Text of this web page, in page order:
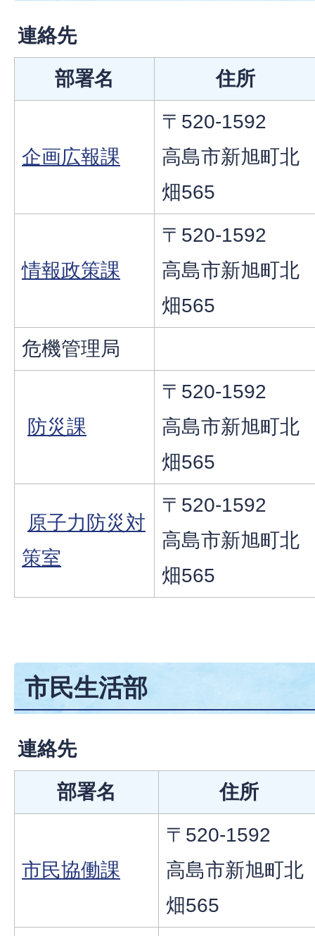
連絡先
部署名
住所
企画広報課
〒520-1592
高島市新旭町北
畑565
情報政策課
〒520-1592
高島市新旭町北
畑565
危機管理局
防災課
〒520-1592
高島市新旭町北
畑565
原子力防災対
策室
〒520-1592
高島市新旭町北
畑565
市民生活部
連絡先
部署名
住所
市民協働課
〒520-1592
高島市新旭町北
畑565